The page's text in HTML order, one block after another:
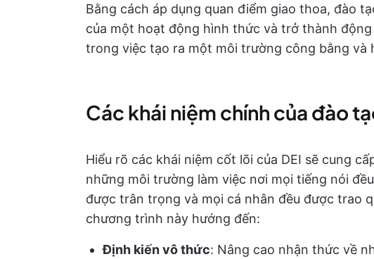
Bằng cách áp dụng quan điểm giao thoa, đào
của một hoạt động hình thức và trở thành
trong việc tạo ra một môi trường công bằng và
Các khái niệm chính của đào
Hiểu rõ các khái niệm cốt lõi của DEI sẽ cung
những môi trường làm việc nơi mọi tiếng nói
được trân trọng và mọi cá nhân đều được trao
chương trình này hướng đến:
Định kiến vô thức: Nâng cao nhận thức về